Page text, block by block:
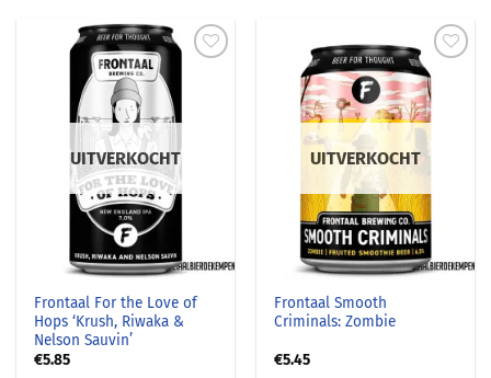
UITVERKOCHT
Frontaal For the Love of
Hops ‘Krush, Riwaka &
Nelson Sauvin’
€5.85
UITVERKOCHT
Frontaal Smooth
Criminals: Zombie
€5.45